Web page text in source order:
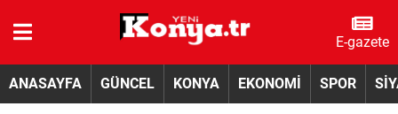
E-gazete
ANASAYFA GÜNCEL KONYA EKONOMİ SPOR